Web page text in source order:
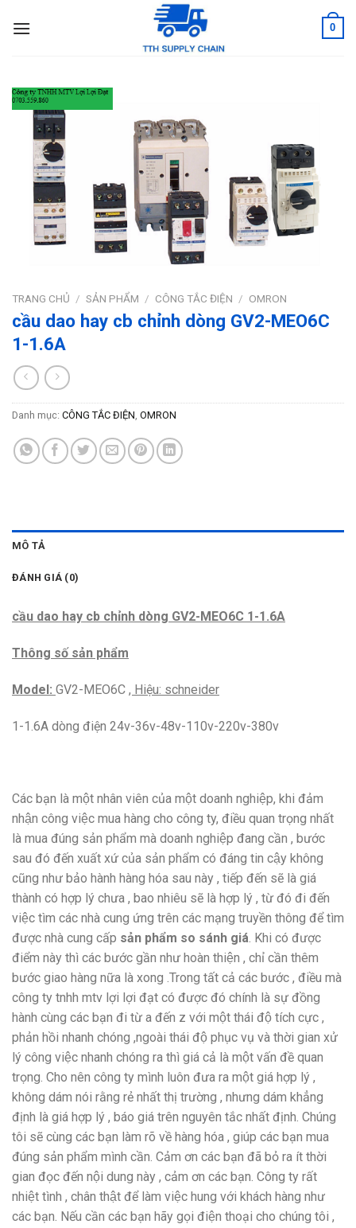
0
TRANG CHỦ / SẢN PHẨM / CÔNG TẮC ĐIỆN / OMRON
cầu dao hay cb chỉnh dòng GV2-MEO6C
1-1.6A
Danh mục: CÔNG TẮC ĐIỆN, OMRON
MÔ TẢ
ĐÁNH GIÁ (0)
cầu dao hay cb chỉnh dòng GV2-MEO6C 1-1.6A
Thông số sản phẩm
Model: GV2-MEO6C , Hiệu: schneider
1-1.6A dòng điện 24v-36v-48v-110v-220v-380v
Các bạn là một nhân viên của một doanh nghiệp, khi đảm
nhận công việc mua hàng cho công ty, điều quan trọng nhất
là mua đúng sản phẩm mà doanh nghiệp đang cần , bước
sau đó đến xuất xứ của sản phẩm có đáng tin cậy không
cũng như bảo hành hàng hóa sau này , tiếp đến sẽ là giá
thành có hợp lý chưa , bao nhiêu sẽ là hợp lý , từ đó đi đến
việc tìm các nhà cung ứng trên các mạng truyền thông để tìm
được nhà cung cấp sản phẩm so sánh giá. Khi có được
điểm này thì các bước gần như hoàn thiện , chỉ cần thêm
bước giao hàng nữa là xong .Trong tất cả các bước , điều mà
công ty tnhh mtv lợi lợi đạt có được đó chính là sự đồng
hành cùng các bạn đi từ a đến z với một thái độ tích cực ,
phản hồi nhanh chóng ,ngoài thái độ phục vụ và thời gian xử
lý công việc nhanh chóng ra thì giá cả là một vấn đề quan
trọng. Cho nên công ty mình luôn đưa ra một giá hợp lý ,
không dám nói rằng rẻ nhất thị trường , nhưng dám khẳng
định là giá hợp lý , báo giá trên nguyên tắc nhất định. Chúng
tôi sẽ cùng các bạn làm rõ về hàng hóa , giúp các bạn mua
đúng sản phẩm mình cần. Cảm ơn các bạn đã bỏ ra ít thời
gian đọc đến nội dung này , cảm ơn các bạn. Công ty rất
nhiệt tình , chân thật để làm việc hung với khách hàng như
các bạn. Nếu cần các bạn hãy gọi điện thoại cho chúng tôi ,